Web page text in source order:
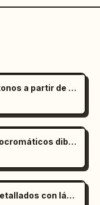
Retrato cinematográfico de dos tonos a partir de una foto subida
Transformación de bocetos monocromáticos dibujados a mano
Generación de bocetos 3D ultradetallados con lápiz de grafito